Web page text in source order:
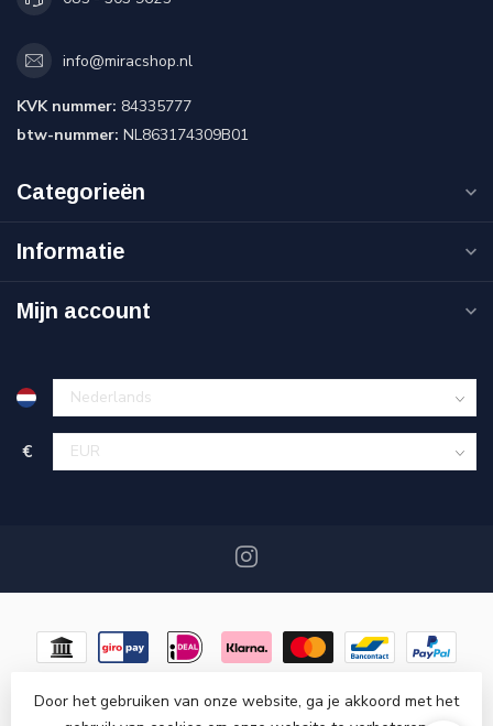
info@miracshop.nl
KVK nummer: 84335777
btw-nummer: NL863174309B01
Categorieën
Informatie
Mijn account
€
Door het gebruiken van onze website, ga je akkoord met het